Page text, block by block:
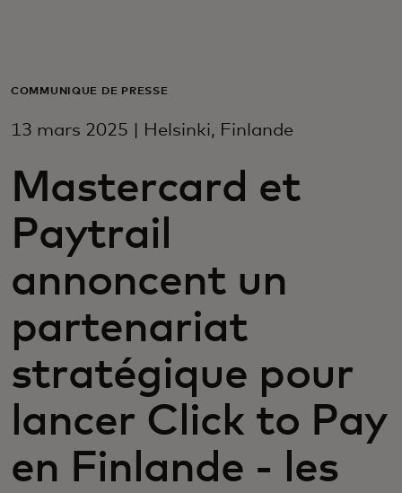
Pour les entreprises
Pour les innovateurs
Actualités et tendances
COMMUNIQUÉ DE PRESSE
13 mars 2025 | Helsinki, Finlande
Mastercard et
Paytrail
annoncent un
partenariat
stratégique pour
lancer Click to Pay
en Finlande - les